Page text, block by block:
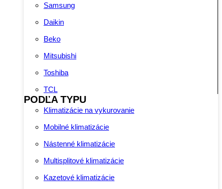
Samsung
Daikin
Beko
Mitsubishi
Toshiba
TCL
PODĽA TYPU
Klimatizácie na vykurovanie
Mobilné klimatizácie
Nástenné klimatizácie
Multisplitové klimatizácie
Kazetové klimatizácie